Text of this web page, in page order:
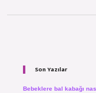
Son Yazılar
Bebeklere bal kabağı